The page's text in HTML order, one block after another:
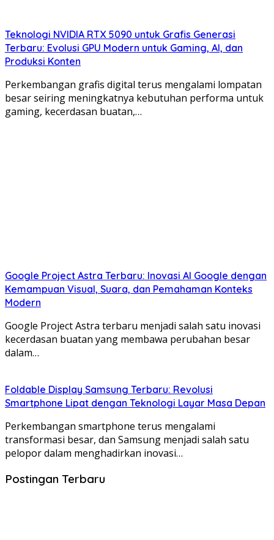
Teknologi NVIDIA RTX 5090 untuk Grafis Generasi
Terbaru: Evolusi GPU Modern untuk Gaming, AI, dan
Produksi Konten
Perkembangan grafis digital terus mengalami lompatan
besar seiring meningkatnya kebutuhan performa untuk
gaming, kecerdasan buatan,…
Google Project Astra Terbaru: Inovasi AI Google dengan
Kemampuan Visual, Suara, dan Pemahaman Konteks
Modern
Google Project Astra terbaru menjadi salah satu inovasi
kecerdasan buatan yang membawa perubahan besar
dalam…
Foldable Display Samsung Terbaru: Revolusi
Smartphone Lipat dengan Teknologi Layar Masa Depan
Perkembangan smartphone terus mengalami
transformasi besar, dan Samsung menjadi salah satu
pelopor dalam menghadirkan inovasi…
Postingan Terbaru